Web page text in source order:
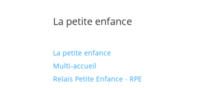
La petite enfance
La petite enfance
Multi-accueil
Relais Petite Enfance - RPE